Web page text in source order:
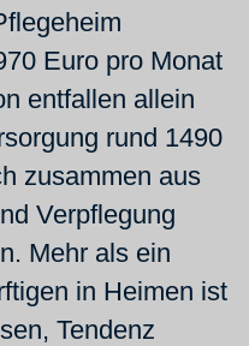
Euro pro Monat
entfallen allein
rund 1490
zusammen aus
Verpflegung
Mehr als ein
in Heimen ist
Tendenz